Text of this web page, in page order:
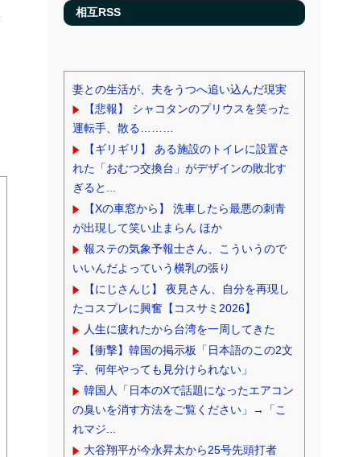
相互RSS
妻との生活が、夫をうつへ追い込んだ現実
【悲報】 シャコタンのプリウスを笑った
運転手、散る………
【ギリギリ】 ある施設のトイレに設置さ
れた「おむつ交換台」がデザインの敗北す
ぎると...
【Xの車窓から】 洗車したら最悪の刺青
が出現して笑い止まらん ほか
報ステの気象予報士さん、こういうので
いいんだよっていう横乳の張り
【にじさんじ】 夜見さん、自分を再現し
たコスプレに興奮【コスサミ2026】
人生に疲れたから台湾を一周してきた
【衝撃】韓国の掲示板「日本語のこの2文
字、何年やっても見分けられない」
韓国人「日本のXで話題になったエアコン
の臭いを消す方法をご覧ください」→「こ
れマジ...
大谷翔平が今永昇太から25号先頭打者